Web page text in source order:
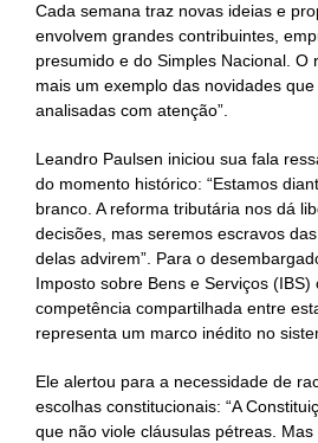
Cada semana traz novas ideias e
envolvem grandes contribuintes,
presumido e do Simples Nacional. O
mais um exemplo das novidades
analisadas com atenção”.
Leandro Paulsen iniciou sua fala
do momento histórico: “Estamos
branco. A reforma tributária nos dá
decisões, mas seremos escravos
delas advirem”. Para o
Imposto sobre Bens e Serviços (IBS)
competência compartilhada entre
representa um marco inédito no
Ele alertou para a necessidade de
escolhas constitucionais: “A
que não viole cláusulas pétreas.